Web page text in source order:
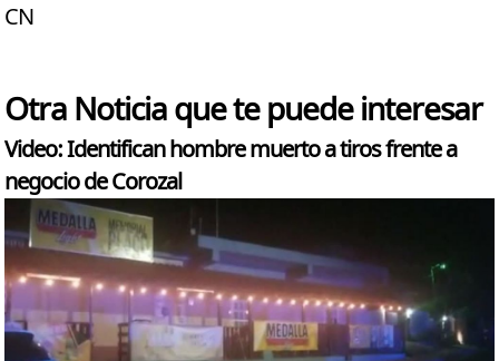
CN
Otra Noticia que te puede interesar
Video: Identifican hombre muerto a tiros frente a
negocio de Corozal